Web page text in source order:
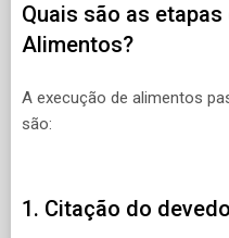
Quais são as
Alimentos?
A execução de alimentos
são:
1. Citação do